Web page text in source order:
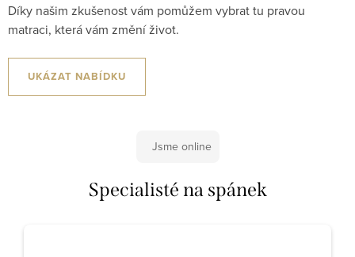
Díky našim zkušenost vám pomůžem vybrat tu pravou
matraci, která vám změní život.
UKÁZAT NABÍDKU
Jsme online
Specialisté na spánek